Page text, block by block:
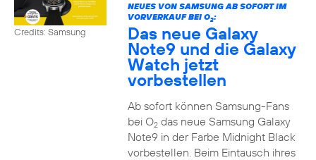
Credits: Samsung
NEUES VON SAMSUNG AB SOFORT IM
VORVERKAUF BEI O2:
Das neue Galaxy
Note9 und die Galaxy
Watch jetzt
vorbestellen
Ab sofort können Samsung-Fans
bei O2das neue Samsung Galaxy
Note9 in der Farbe Midnight Black
vorbestellen. Beim Eintausch ihres